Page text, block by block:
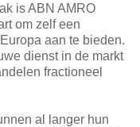
is ABN AMRO
om zelf een
aan te bieden.
dienst in de markt
fractioneel
al langer hun